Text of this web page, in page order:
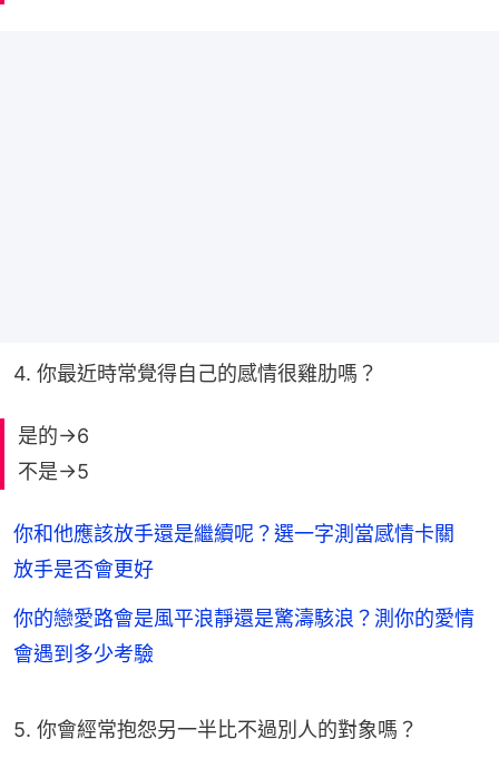
4. 你最近時常覺得自己的感情很雞肋嗎？
是的→6
不是→5
你和他應該放手還是繼續呢？選一字測當感情卡關
放手是否會更好
你的戀愛路會是風平浪靜還是驚濤駭浪？測你的愛情
會遇到多少考驗
5. 你會經常抱怨另一半比不過別人的對象嗎？